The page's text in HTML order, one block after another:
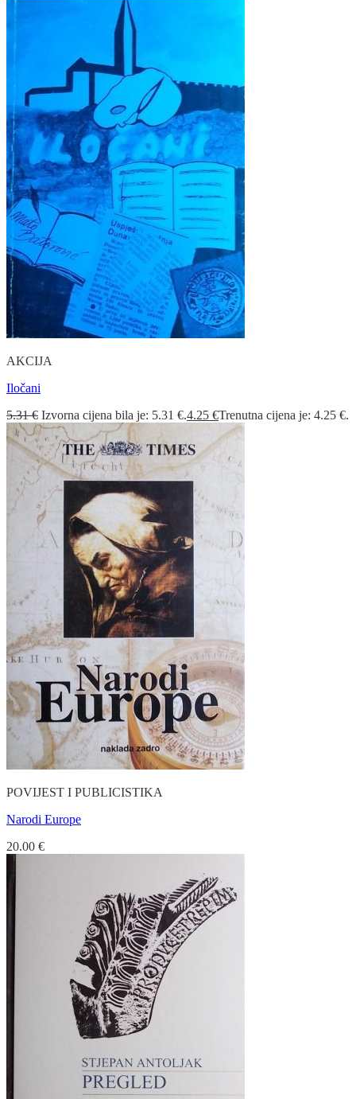
AKCIJA
Iločani
5.31€ Izvorna cijena bila je: 5.31 €.4.25 €Trenutna cijena je: 4.25 €.
POVIJEST I PUBLICISTIKA
Narodi Europe
20.00 €